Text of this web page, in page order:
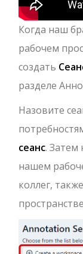
Когда наш
рабочем
создать
разделе
Назовите
сеанс. Затем
нашем
коллег,